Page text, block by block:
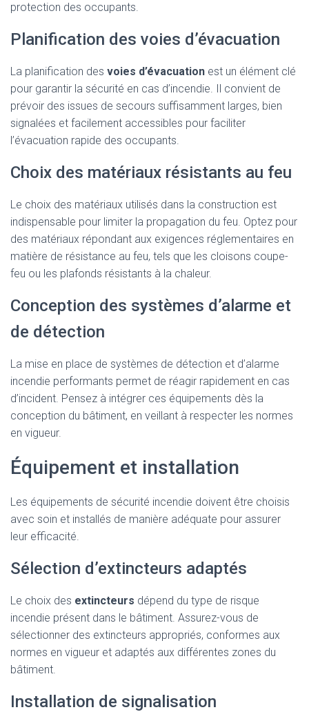
protection des occupants.
Planification des voies d’évacuation
La planification des voies d’évacuation est un élément clé
pour garantir la sécurité en cas d’incendie. Il convient de
prévoir des issues de secours suffisamment larges, bien
signalées et facilement accessibles pour faciliter
l’évacuation rapide des occupants.
Choix des matériaux résistants au feu
Le choix des matériaux utilisés dans la construction est
indispensable pour limiter la propagation du feu. Optez pour
des matériaux répondant aux exigences réglementaires en
matière de résistance au feu, tels que les cloisons coupe-
feu ou les plafonds résistants à la chaleur.
Conception des systèmes d’alarme et
de détection
La mise en place de systèmes de détection et d’alarme
incendie performants permet de réagir rapidement en cas
d’incident. Pensez à intégrer ces équipements dès la
conception du bâtiment, en veillant à respecter les normes
en vigueur.
Équipement et installation
Les équipements de sécurité incendie doivent être choisis
avec soin et installés de manière adéquate pour assurer
leur efficacité.
Sélection d’extincteurs adaptés
Le choix des extincteurs dépend du type de risque
incendie présent dans le bâtiment. Assurez-vous de
sélectionner des extincteurs appropriés, conformes aux
normes en vigueur et adaptés aux différentes zones du
bâtiment.
Installation de signalisation